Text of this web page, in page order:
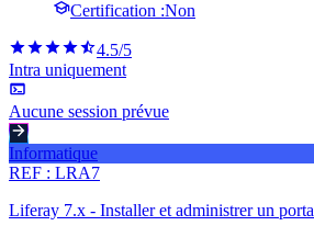
Certification :Non
4.5/5
Intra uniquement
Aucune session prévue
Informatique
REF : LRA7
Liferay 7.x - Installer et administrer un